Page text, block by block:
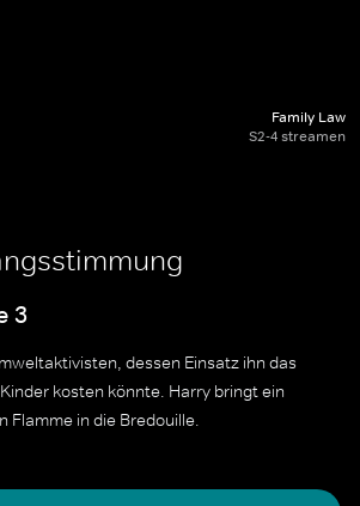
Family Law
S2-4 streamen
3
dessen Einsatz ihn das
kosten könnte. Harry bringt ein
Flamme in die Bredouille.